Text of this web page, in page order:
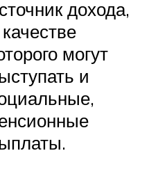
дохода,
могут
и